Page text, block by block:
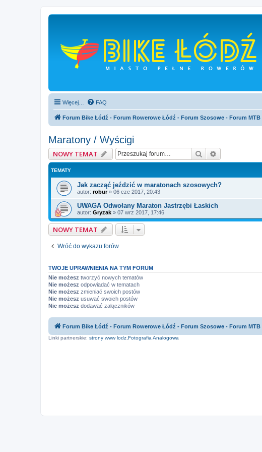
Więcej… FAQ
Forum Bike Łódź - Forum Rowerowe Łódź - Forum Szosowe - Forum MTB
Maratony / Wyścigi
NOWY TEMAT Szukaj
TEMATY
Jak zacząć jeździć w maratonach szosowych?
autor: robur» 06 cze 2017, 20:43
UWAGA Odwołany Maraton Jastrzębi Łaskich
autor: Gryzak » 07 wrz 2017, 17:46
NOWY TEMAT
Wróć do wykazu forów
TWOJE UPRAWNIENIA NA TYM FORUM
Nie możesz tworzyć nowych tematów
Nie możesz odpowiadać w tematach
Nie możesz zmieniać swoich postów
Nie możesz usuwać swoich postów
Nie możesz dodawać załączników
Forum Bike Łódź - Forum Rowerowe Łódź - Forum Szosowe - Forum MTB
Linki partnerskie: strony www lodz Fotografia Analogowa